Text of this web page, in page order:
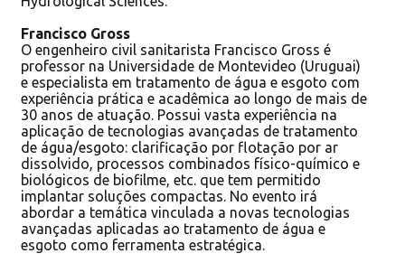
Francisco Gross
O engenheiro civil sanitarista Francisco Gross é
professor na Universidade de Montevideo (Uruguai)
e especialista em tratamento de água e esgoto com
experiência prática e acadêmica ao longo de mais de
30 anos de atuação. Possui vasta experiência na
aplicação de tecnologias avançadas de tratamento
de água/esgoto: clarificação por flotação por ar
dissolvido, processos combinados físico-químico e
biológicos de biofilme, etc. que tem permitido
implantar soluções compactas. No evento irá
abordar a temática vinculada a novas tecnologias
avançadas aplicadas ao tratamento de água e
esgoto como ferramenta estratégica.